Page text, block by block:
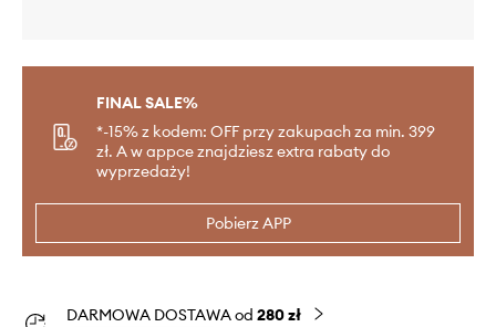
FINAL SALE%
*-15% z kodem: OFF przy zakupach za min. 399
zł. A w appce znajdziesz extra rabaty do
wyprzedaży!
Pobierz APP
DARMOWA DOSTAWA od 280 zł